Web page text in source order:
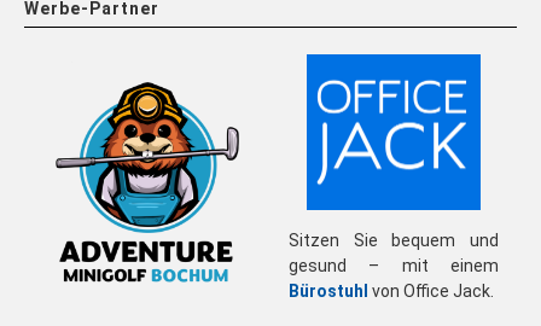
Werbe-Partner
Sitzen Sie bequem und
gesund – mit einem
Bürostuhl von Office Jack.